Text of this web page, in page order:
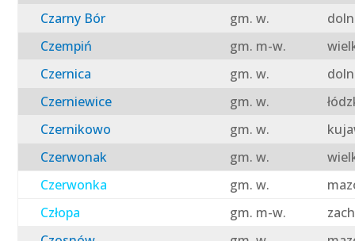
Czarny Bór
gm. w.
Czempiń
gm. m-w.
Czernica
gm. w.
Czerniewice
gm. w.
Czernikowo
gm. w.
Czerwonak
gm. w.
Czerwonka
gm. w.
Człopa
gm. m-w.